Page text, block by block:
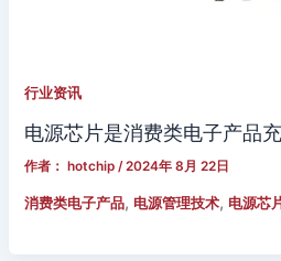
行业资讯
电源芯片是消费类电子产品
作者： hotchip/2024年 8月 22日
消费类电子产品, 电源管理技术, 电源芯